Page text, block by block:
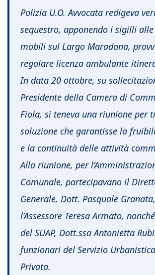
Polizia U.O. Avvocata redigeva
sequestro, apponendo i sigilli
mobili sul Largo Maradona,
regolare licenza ambulante
In data 20 ottobre, su
Presidente della Camera di
Fiola, si teneva una riunione per
soluzione che garantisse la
e la continuità delle attività
Alla riunione, per
Comunale, partecipavano il
Generale, Dott. Pasquale
l’Assessore Teresa Armato,
del SUAP, Dott.ssa Antonietta
funzionari del Servizio
Privata.